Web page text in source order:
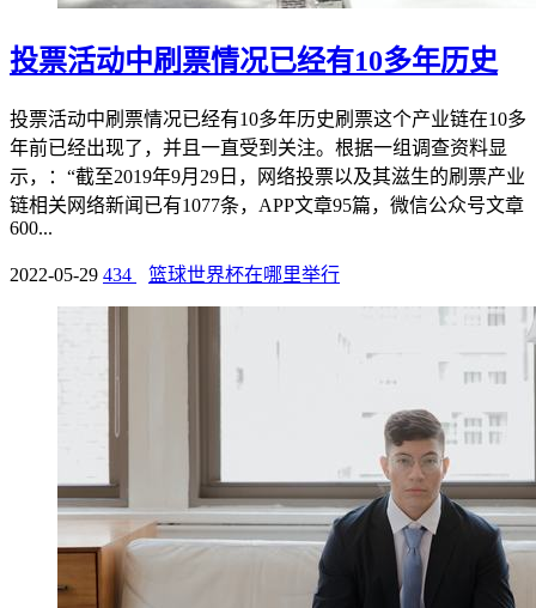
投票活动中刷票情况已经有10多年历史
投票活动中刷票情况已经有10多年历史刷票这个产业链在10多
年前已经出现了，并且一直受到关注。根据一组调查资料显
示，：“截至2019年9月29日，网络投票以及其滋生的刷票产业
链相关网络新闻已有1077条，APP文章95篇，微信公众号文章
600...
2022-05-29 434 篮球世界杯在哪里举行